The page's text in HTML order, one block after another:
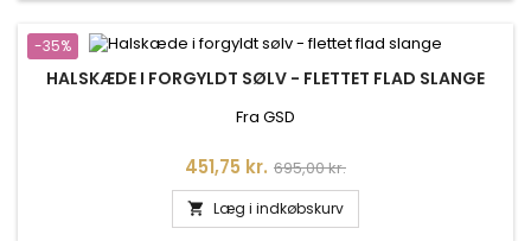
-35%
HALSKÆDE I FORGYLDT SØLV - FLETTET FLAD SLANGE
Fra GSD
Pris
451,75 kr. Normalpris
695,00 kr.
 Læg i indkøbskurv